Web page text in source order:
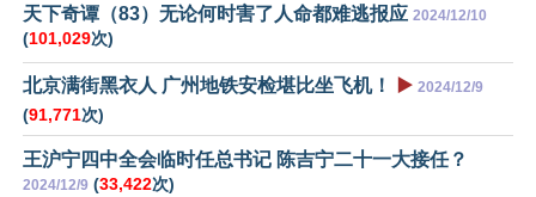
天下奇谭（83）无论何时害了人命都难逃报应 2024/12/10
(101,029次)
北京满街黑衣人 广州地铁安检堪比坐飞机！ ▶️ 2024/12/9
(91,771次)
王沪宁四中全会临时任总书记 陈吉宁二十一大接任？
2024/12/9 (33,422次)